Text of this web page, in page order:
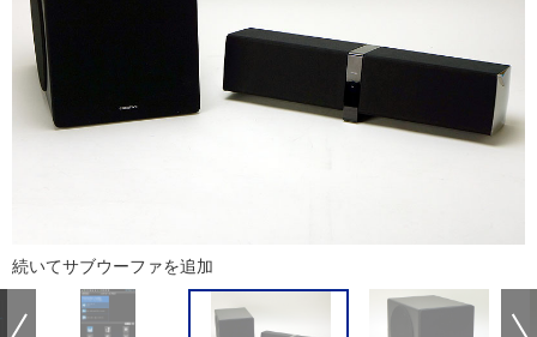
続いてサブウーファを追加